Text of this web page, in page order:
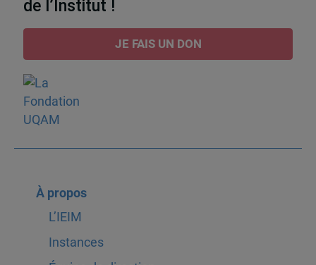
de l’Institut !
JE FAIS UN DON
À propos
L’IEIM
Instances